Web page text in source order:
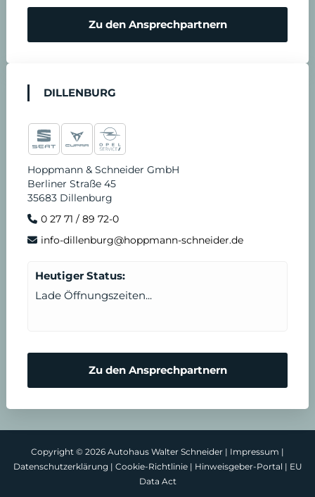
Zu den Ansprechpartnern
DILLENBURG
Hoppmann & Schneider GmbH
Berliner Straße 45
35683 Dillenburg
0 27 71 / 89 72-0
info-dillenburg@hoppmann-schneider.de
Heutiger Status:
Lade Öffnungszeiten...
Zu den Ansprechpartnern
Copyright © 2026 Autohaus Walter Schneider | Impressum |
Datenschutzerklärung | Cookie-Richtlinie| Hinweisgeber-Portal | EU
Data Act